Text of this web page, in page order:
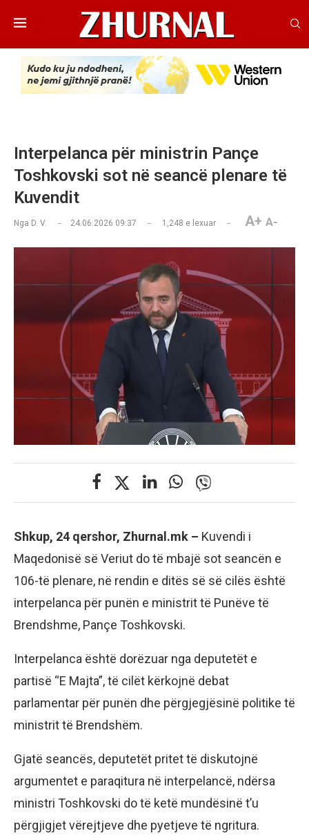
Interpelanca për ministrin Pançe
Toshkovski sot në seancë plenare të
Kuvendit
Nga D. V. 24.06.2026 09:37 1,248 e lexuar A+ A-
Shkup, 24 qershor, Zhurnal.mk – Kuvendi i
Maqedonisë së Veriut do të mbajë sot seancën e
106-të plenare, në rendin e ditës së së cilës është
interpelanca për punën e ministrit të Punëve të
Brendshme, Pançe Toshkovski.
Interpelanca është dorëzuar nga deputetët e
partisë “E Majta”, të cilët kërkojnë debat
parlamentar për punën dhe përgjegjësinë politike të
ministrit të Brendshëm.
Gjatë seancës, deputetët pritet të diskutojnë
argumentet e paraqitura në interpelancë, ndërsa
ministri Toshkovski do të ketë mundësinë t’u
përgjigjet vërejtjeve dhe pyetjeve të ngritura.